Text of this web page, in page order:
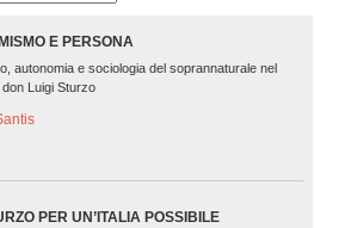
E PERSONA
autonomia e sociologia del soprannaturale nel
Luigi Sturzo
PER UN’ITALIA POSSIBILE